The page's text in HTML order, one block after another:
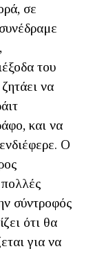
σε
του
να
και να
Ο
σύντροφός
ότι θα
για να